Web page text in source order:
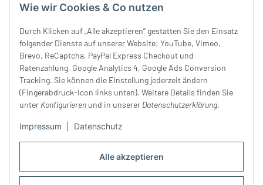
Alle akzeptieren
Wie wir Cookies & Co nutzen
Durch Klicken auf „Alle akzeptieren“ gestatten Sie den Einsatz
folgender Dienste auf unserer Website: YouTube, Vimeo,
Brevo, ReCaptcha, PayPal Express Checkout und
Ratenzahlung, Google Analytics 4, Google Ads Conversion
Tracking. Sie können die Einstellung jederzeit ändern
(Fingerabdruck-Icon links unten). Weitere Details finden Sie
unter Konfigurieren und in unserer Datenschutzerklärung.
Impressum Datenschutz
Donnerstag:
10 - 18 Uhr
Samstag:
10 - 14 Uhr
Unser Service
Rechtliches